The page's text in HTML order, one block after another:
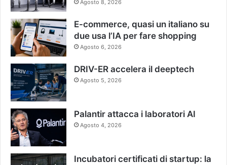
Agosto 8, 2026
E-commerce, quasi un italiano su
due usa l’IA per fare shopping
Agosto 6, 2026
DRIV-ER accelera il deeptech
Agosto 5, 2026
Palantir attacca i laboratori AI
Agosto 4, 2026
Incubatori certificati di startup: la